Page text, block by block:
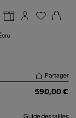
Partager
590,00 €
Guide des tailles